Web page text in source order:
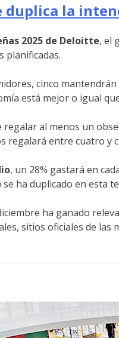
duplica la
2025 de Deloitte, el
planificadas.
cinco
está mejor o igual
al menos un
regalará entre cuatro
, un 28% gastará en
ha duplicado en esta
ha ganado
sitios oficiales de las